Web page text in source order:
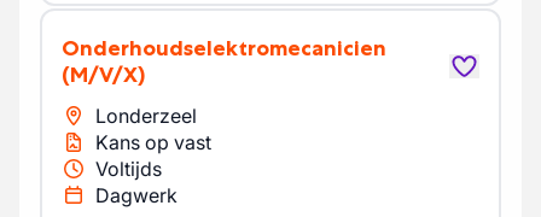
Onderhoudselektromecanicien
(M/V/X)
Londerzeel
Kans op vast
Voltijds
Dagwerk